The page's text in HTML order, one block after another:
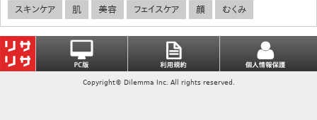
スキンケア 肌 美容 フェイスケア 顔 むくみ
Copyright© Dilemma Inc. All rights reserved.